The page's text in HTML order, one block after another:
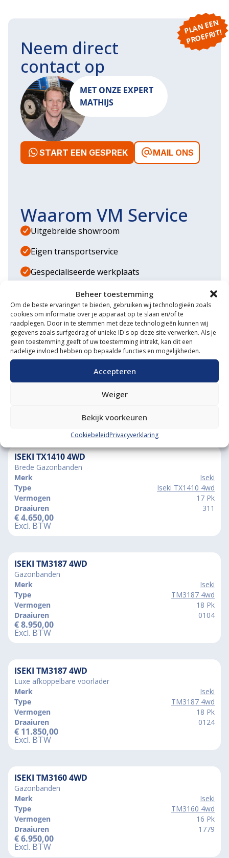
Beheer toestemming
Om de beste ervaringen te bieden, gebruiken wij technologieën zoals
cookies om informatie over je apparaat op te slaan en/of te
raadplegen. Door in te stemmen met deze technologieën kunnen wij
gegevens zoals surfgedrag of unieke ID's op deze site verwerken. Als je
geen toestemming geeft of uw toestemming intrekt, kan dit een
nadelige invloed hebben op bepaalde functies en mogelijkheden.
Accepteren
Weiger
Bekijk voorkeuren
CookiebeleidPrivacyverklaring
P
L
A
N
E
E
N
P
R
O
E
F
RI
T!
Neem direct
contact op
MET ONZE EXPERT
MATHIJS
START EEN GESPREK MAIL ONS
Waarom VM Service
Uitgebreide showroom
Eigen transportservice
Gespecialiseerde werkplaats
Diverse aanbouwwerktuigen
Grote voorraad minitrekkers
Grootste in kleine tractoren
Vergelijkbare producten
ISEKI TX1410 4WD
Brede Gazonbanden
Merk
Iseki
Type
Iseki TX1410 4wd
Vermogen
17 Pk
Draaiuren
311
€4.650,00
Excl. BTW
ISEKI TM3187 4WD
Gazonbanden
Merk
Iseki
Type
TM3187 4wd
Vermogen
18 Pk
Draaiuren
0104
€8.950,00
Excl. BTW
ISEKI TM3187 4WD
Luxe afkoppelbare voorlader
Merk
Iseki
Type
TM3187 4wd
Vermogen
18 Pk
Draaiuren
0124
€ 11.850,00
Excl. BTW
ISEKI TM3160 4WD
Gazonbanden
Merk
Iseki
Type
TM3160 4wd
Vermogen
16 Pk
Draaiuren
1779
€6.950,00
Excl. BTW